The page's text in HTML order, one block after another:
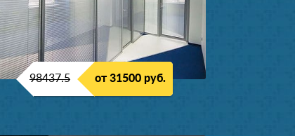
98437.5 от 31500 руб.